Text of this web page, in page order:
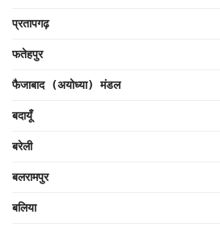
प्रतापगढ़
फतेहपुर
फैजाबाद (अयोध्या) मंडल
बदायूँ
बरेली
बलरामपुर
बलिया